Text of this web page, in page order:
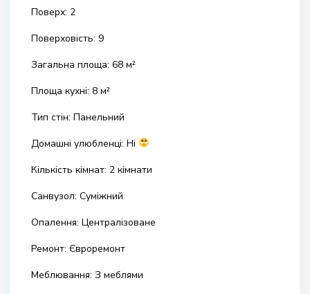
Поверх: 2
Поверховість: 9
Загальна площа: 68 м²
Площа кухні: 8 м²
Тип стін: Панельний
Домашні улюбленці: Ні
Кількість кімнат: 2 кімнати
Cанвузол: Суміжний
Опалення: Централізоване
Ремонт: Євроремонт
Меблювання: З меблями